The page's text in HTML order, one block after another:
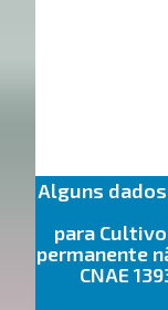
Alguns
para
permanente
CNAE